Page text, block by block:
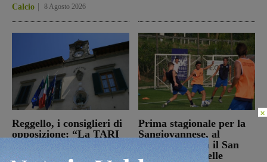
Calcio 8 Agosto 2026
Reggello, i consiglieri di
opposizione: “La TARI
quella del 2022”
Prima stagionale per la
Sangiovannese, al
“Fedini” arriva il San
Donato Tavarnelle
×